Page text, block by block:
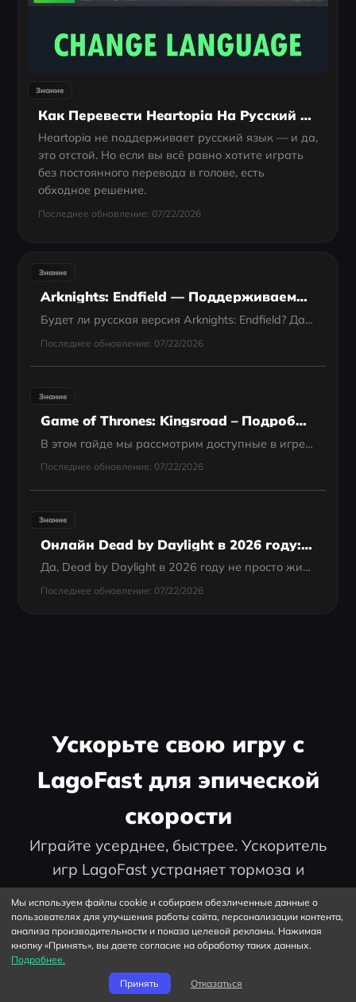
Знание
Как Перевести Heartopia На Русский Язык?
Heartopia не поддерживает русский язык — и да,
это отстой. Но если вы всё равно хотите играть
без постоянного перевода в голове, есть
обходное решение.
Последнее обновление: 07/22/2026
Знание
Arknights: Endfield — Поддерживаемые языки: Есть ли русский?
Будет ли русская версия Arknights: Endfield? Да — Arknights: Endfield будет поддерживать русский язык уже на запуске, как минимум в виде текстовой локализации.
Последнее обновление: 07/22/2026
Знание
Game of Thrones: Kingsroad – Подробный гайд по классам
В этом гайде мы рассмотрим доступные в игре классы, их особенности и дадим советы по улучшению игрового опыта в Game of Thrones: Kingsroad.
Последнее обновление: 07/22/2026
Знание
Онлайн Dead by Daylight в 2026 году: игра всё ещё жива?
Да, Dead by Daylight в 2026 году не просто жива, а процветает, стабильно сохраняя внушительную базу игроков на ПК и консолях. Празднование 10-летия игры, в частности
Последнее обновление: 07/22/2026
Ускорьте свою игру с
LagoFast для эпической
скорости
Играйте усерднее, быстрее. Ускоритель
игр LagoFast устраняет тормоза и
задержки на ПК, мобильных устройствах
или Mac — выигрывайте каждый матч!
Мы используем файлы cookie и собираем обезличенные данные о
пользователях для улучшения работы сайта, персонализации контента,
анализа производительности и показа целевой рекламы. Нажимая
кнопку «Принять», вы даете согласие на обработку таких данных.
Подробнее.
Принять
Отказаться